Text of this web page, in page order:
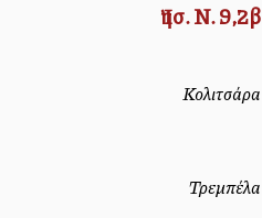
Ἰησ. Ν. 9,2β
Κολιτσάρα
Τρεμπέλα